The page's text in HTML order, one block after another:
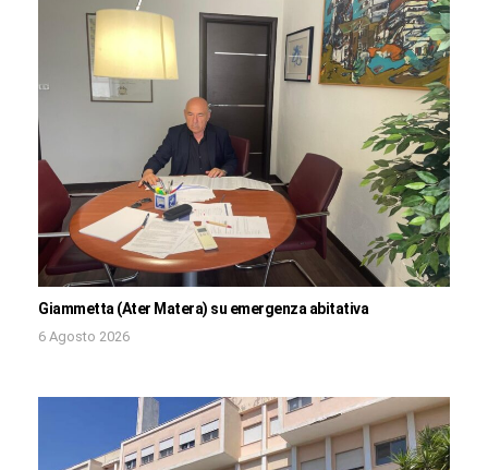
Giammetta (Ater Matera) su emergenza abitativa
6 Agosto 2026